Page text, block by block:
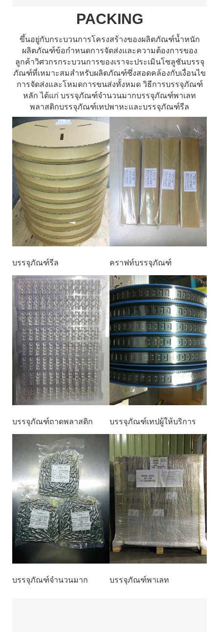
PACKING
ขึ้นอยู่กับกระบวนการโครงสร้างของผลิตภัณฑ์น้ำหนัก
ผลิตภัณฑ์ข้อกำหนดการจัดส่งและความต้องการของ
ลูกค้าวิศวกรกระบวนการของเราจะประเมินโซลูชันบรรจุ
ภัณฑ์ที่เหมาะสมสำหรับผลิตภัณฑ์ซึ่งสอดคล้องกับเงื่อนไข
การจัดส่งและโหมดการขนส่งทั้งหมด วิธีการบรรจุภัณฑ์
หลัก ได้แก่ บรรจุภัณฑ์จำนวนมากบรรจุภัณฑ์พาเลท
พลาสติกบรรจุภัณฑ์เทปพาหะและบรรจุภัณฑ์รีล
บรรจุภัณฑ์รีล คราฟท์บรรจุภัณฑ์
บรรจุภัณฑ์ถาดพลาสติก บรรจุภัณฑ์เทปผู้ให้บริการ
บรรจุภัณฑ์จำนวนมาก บรรจุภัณฑ์พาเลท